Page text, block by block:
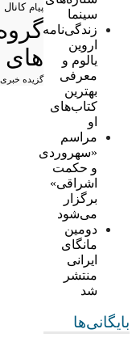
سینما
زندگی‌نامه
اروین
یالوم و
معرفی
بهترین
کتاب‌های
او
مراسم
«سهروردی
و حکمت
اشراقی»
برگزار
می‌شود
دومین
مانگای
ایرانی
منتشر
شد
بایگانی‌ها
پیام کانال
های
گزیده خبری